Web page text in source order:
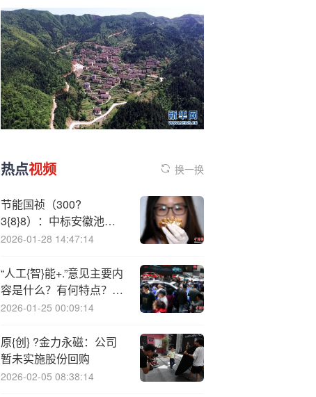
热点视频 换一换
节能国祯（300?
3{8}8）：中标安徽池州
大渡口经济开发区（安徽
员会采购项目，中标金额
为263.89万元
2026-01-28 14:47:14
“人工{智}能+.”意见主要内
容是什么？有何特点？国
家发改委答记者问
2026-01-25 00:09:14
原{创} ?金力永磁：公司
暂未实施股份回购
2026-02-05 08:38:14